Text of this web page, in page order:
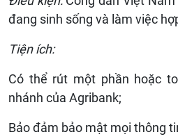
đang sinh sống và làm việc
Tiện ích:
Có thể rút một phần hoặc
nhánh của Agribank;
Bảo đảm bảo mật mọi thông